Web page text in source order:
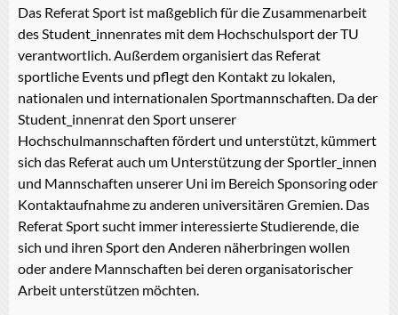
Das Referat Sport ist maßgeblich für die Zusammenarbeit
des Student_innenrates mit dem Hochschulsport der TU
verantwortlich. Außerdem organisiert das Referat
sportliche Events und pflegt den Kontakt zu lokalen,
nationalen und internationalen Sportmannschaften. Da der
Student_innenrat den Sport unserer
Hochschulmannschaften fördert und unterstützt, kümmert
sich das Referat auch um Unterstützung der Sportler_innen
und Mannschaften unserer Uni im Bereich Sponsoring oder
Kontaktaufnahme zu anderen universitären Gremien. Das
Referat Sport sucht immer interessierte Studierende, die
sich und ihren Sport den Anderen näherbringen wollen
oder andere Mannschaften bei deren organisatorischer
Arbeit unterstützen möchten.